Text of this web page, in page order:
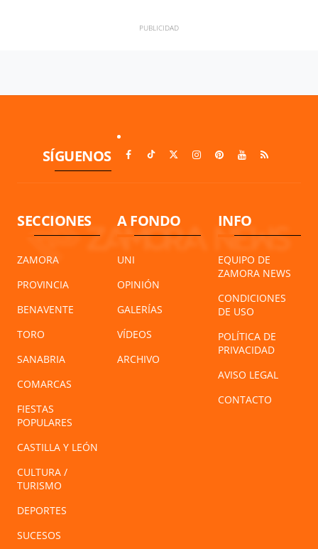
SÍGUENOS
SECCIONES
ZAMORA
PROVINCIA
BENAVENTE
TORO
SANABRIA
COMARCAS
FIESTAS
POPULARES
CASTILLA Y LEÓN
CULTURA /
TURISMO
DEPORTES
SUCESOS
A FONDO
UNI
OPINIÓN
GALERÍAS
VÍDEOS
ARCHIVO
INFO
EQUIPO DE
ZAMORA NEWS
CONDICIONES
DE USO
POLÍTICA DE
PRIVACIDAD
AVISO LEGAL
CONTACTO